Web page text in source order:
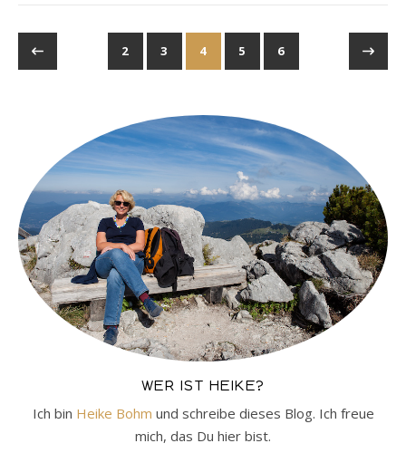
2 3 4 5 6
WER IST HEIKE?
Ich bin Heike Bohm und schreibe dieses Blog. Ich freue
mich, das Du hier bist.